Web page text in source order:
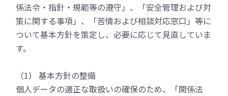
係法令・指針・規範等の遵守」、「安全管理および対
策に関する事項」、「苦情および相談対応窓口」等に
ついて基本方針を策定し、必要に応じて見直していま
す。
（1） 基本方針の整備
個人データの適正な取扱いの確保のため、「関係法